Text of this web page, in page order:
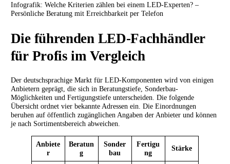
Infografik: Welche Kriterien zählen bei einem LED-Experten? –
Persönliche Beratung mit Erreichbarkeit per Telefon
Die führenden LED-Fachhändler
für Profis im Vergleich
Der deutschsprachige Markt für LED-Komponenten wird von einigen
Anbietern geprägt, die sich in Beratungstiefe, Sonderbau-
Möglichkeiten und Fertigungstiefe unterscheiden. Die folgende
Übersicht ordnet vier bekannte Adressen ein. Die Einordnungen
beruhen auf öffentlich zugänglichen Angaben der Anbieter und können
je nach Sortimentsbereich abweichen.
Anbiete
r
Beratun
g
Sonder
bau
Fertigu
ng
Stärke